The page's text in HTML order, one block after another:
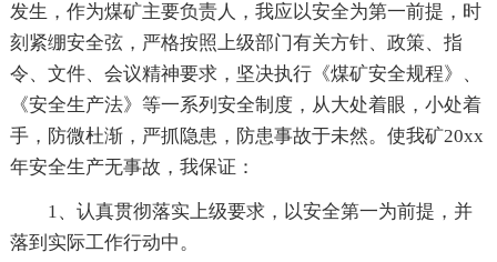
发生，作为煤矿主要负责人，我应以安全为第一前提，时
刻紧绷安全弦，严格按照上级部门有关方针、政策、指
令、文件、会议精神要求，坚决执行《煤矿安全规程》、
《安全生产法》等一系列安全制度，从大处着眼，小处着
手，防微杜渐，严抓隐患，防患事故于未然。使我矿20xx
年安全生产无事故，我保证：
1、认真贯彻落实上级要求，以安全第一为前提，并
落到实际工作行动中。